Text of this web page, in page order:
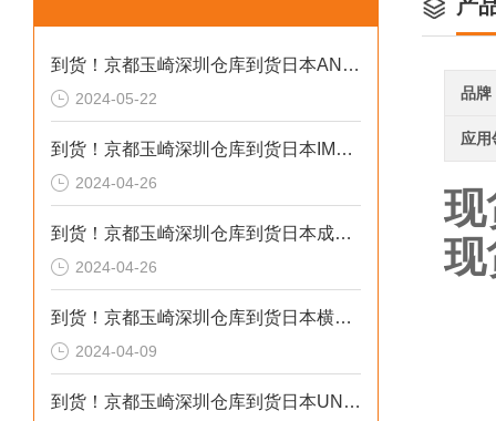
到货！京都玉崎深圳仓库到货日本AND 电子秤HV-60KCEP
2024-05-22
到货！京都玉崎深圳仓库到货日本IMADA 推拉力计 DST-20N
2024-04-26
到货！京都玉崎深圳仓库到货日本成茂锻针仪MF2
2024-04-26
到货！京都玉崎深圳仓库到货日本横河 电导率仪传感器 SC8SG-R31-T-305-P1-A
2024-04-09
到货！京都玉崎深圳仓库到货日本UNITTA音波式皮带张力计U-550替换U-508
产
品牌
应用
现
现